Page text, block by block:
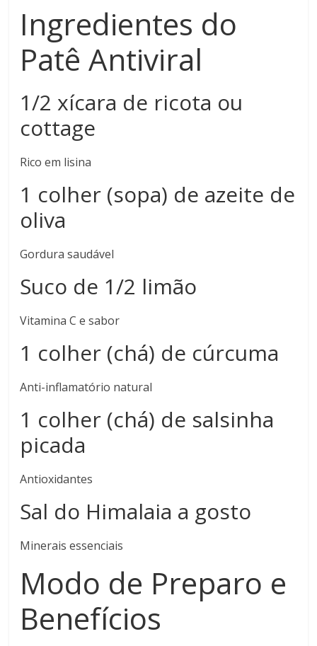
Ingredientes do
Patê Antiviral
1/2 xícara de ricota ou
cottage
Rico em lisina
1 colher (sopa) de azeite de
oliva
Gordura saudável
Suco de 1/2 limão
Vitamina C e sabor
1 colher (chá) de cúrcuma
Anti-inflamatório natural
1 colher (chá) de salsinha
picada
Antioxidantes
Sal do Himalaia a gosto
Minerais essenciais
Modo de Preparo e
Benefícios